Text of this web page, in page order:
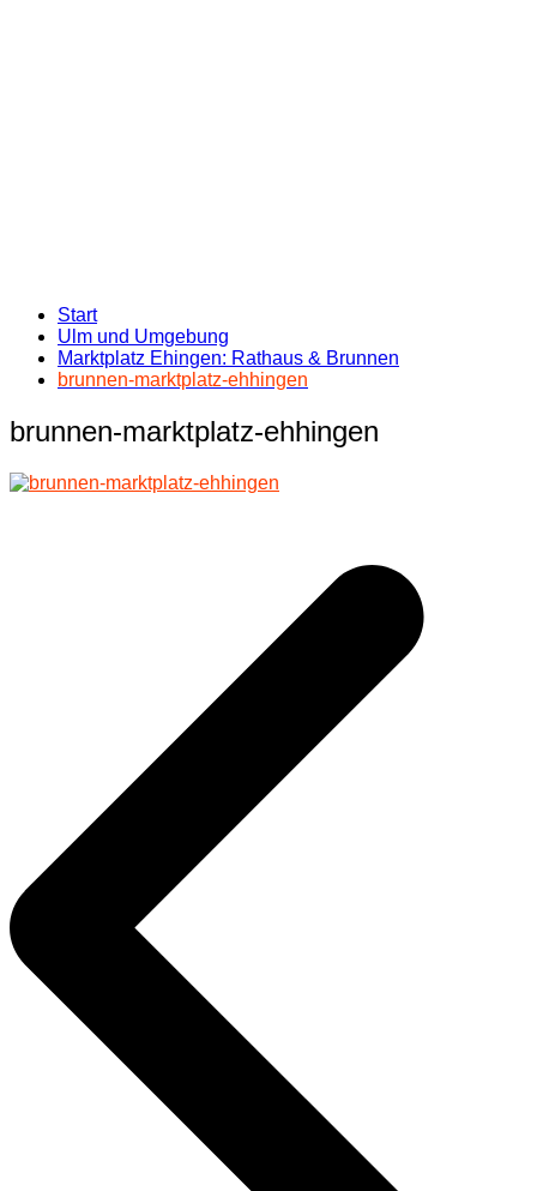
Start
Ulm und Umgebung
Marktplatz Ehingen: Rathaus & Brunnen
brunnen-marktplatz-ehhingen
brunnen-marktplatz-ehhingen